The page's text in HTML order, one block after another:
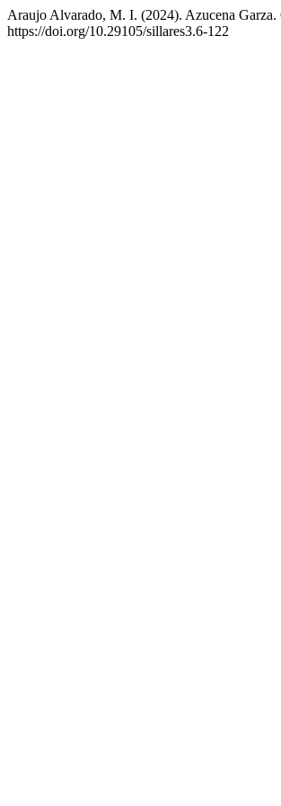
Araujo Alvarado, M. I. (2024). Azucena
https://doi.org/10.29105/sillares3.6-122